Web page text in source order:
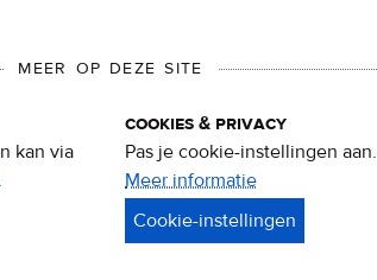
MEER OP DEZE SITE
kan via
cookies & privacy
Pas je cookie-instellingen aan.
Meer informatie
&